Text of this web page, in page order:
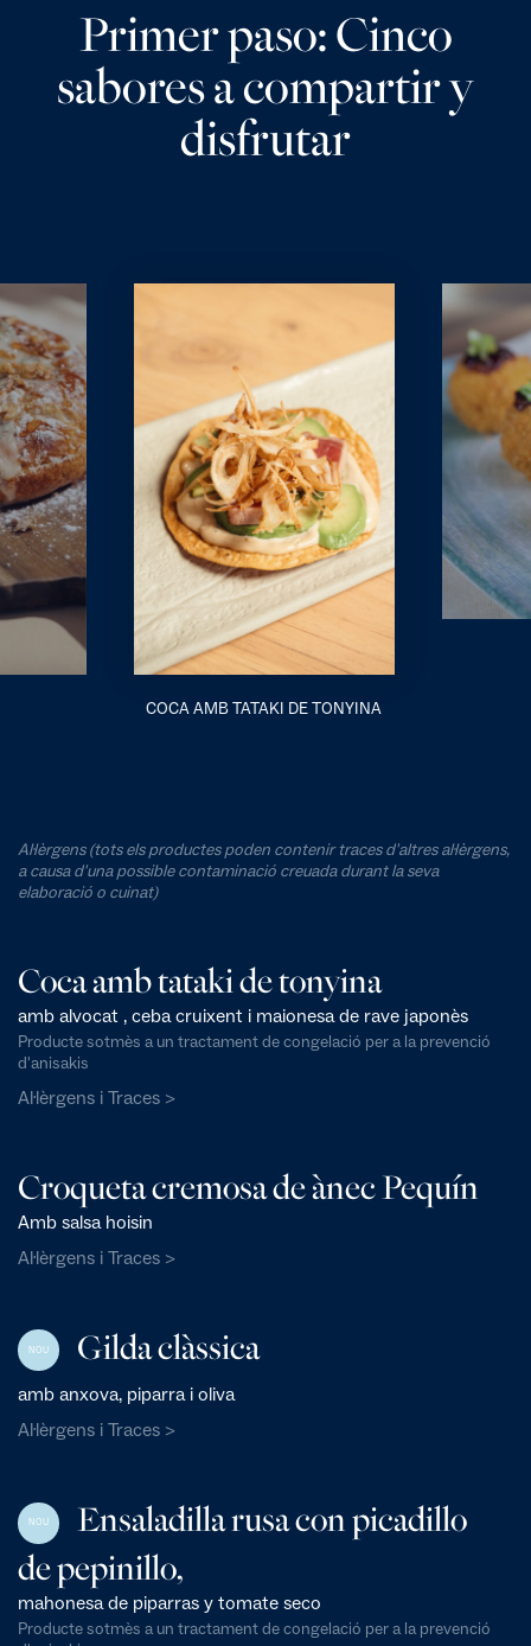
Primer paso: Cinco
sabores a compartir y
disfrutar
COCA AMB TATAKI DE TONYINA
Al·lèrgens (tots els productes poden contenir traces d'altres al·lèrgens,
a causa d'una possible contaminació creuada durant la seva
elaboració o cuinat)
Coca amb tataki de tonyina
amb alvocat , ceba cruixent i maionesa de rave japonès
Producte sotmès a un tractament de congelació per a la prevenció
d'anisakis
Al·lèrgens i Traces >
Croqueta cremosa de ànec Pequín
Amb salsa hoisin
Al·lèrgens i Traces >
NOU Gilda clàssica
amb anxova, piparra i oliva
Al·lèrgens i Traces >
NOU
Ensaladilla rusa con picadillo
de pepinillo,
mahonesa de piparras y tomate seco
Producte sotmès a un tractament de congelació per a la prevenció